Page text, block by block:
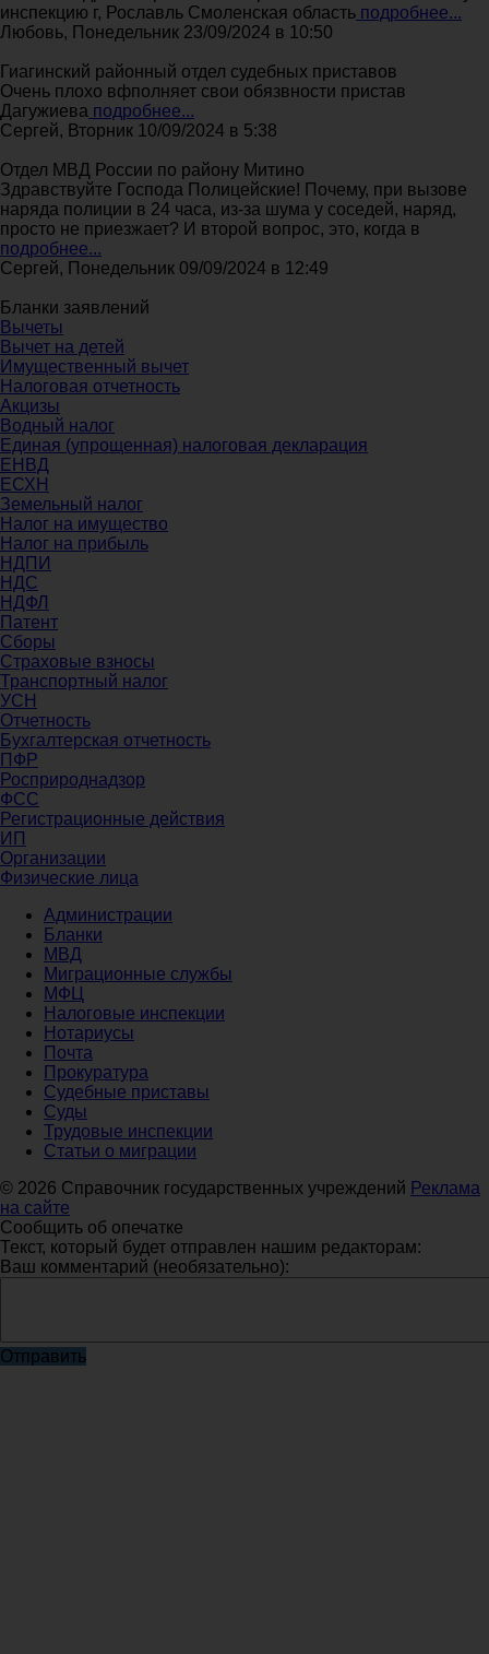
инспекцию г, Рославль Смоленская область подробнее...
Любовь, Понедельник 23/09/2024 в 10:50
Гиагинский районный отдел судебных приставов
Очень плохо вфполняет свои обязвности пристав
Дагужиева подробнее...
Сергей, Вторник 10/09/2024 в 5:38
Отдел МВД России по району Митино
Здравствуйте Господа Полицейские! Почему, при вызове
наряда полиции в 24 часа, из-за шума у соседей, наряд,
просто не приезжает? И второй вопрос, это, когда в
подробнее...
Сергей, Понедельник 09/09/2024 в 12:49
Бланки заявлений
Вычеты
Вычет на детей
Имущественный вычет
Налоговая отчетность
Акцизы
Водный налог
Единая (упрощенная) налоговая декларация
ЕНВД
ЕСХН
Земельный налог
Налог на имущество
Налог на прибыль
НДПИ
НДС
НДФЛ
Патент
Сборы
Страховые взносы
Транспортный налог
УСН
Отчетность
Бухгалтерская отчетность
ПФР
Росприроднадзор
ФСС
Регистрационные действия
ИП
Организации
Физические лица
Администрации
Бланки
МВД
Миграционные службы
МФЦ
Налоговые инспекции
Нотариусы
Почта
Прокуратура
Судебные приставы
Суды
Трудовые инспекции
Статьи о миграции
© 2026 Справочник государственных учреждений Реклама
на сайте
Сообщить об опечатке
Текст, который будет отправлен нашим редакторам:
Ваш комментарий (необязательно):
Отправить